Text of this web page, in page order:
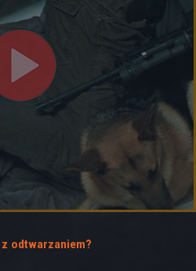
odtwarzaniem?